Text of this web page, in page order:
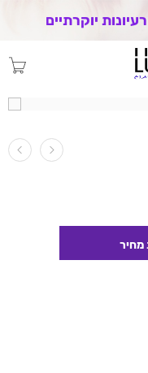
יוקרתיים